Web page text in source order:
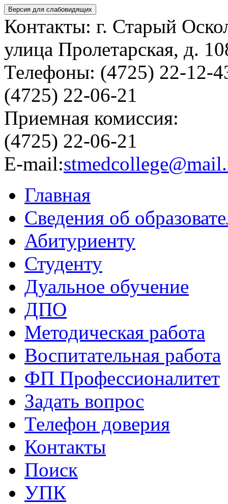
Версия для слабовидящих
Контакты: г. Старый
улица Пролетарская, д.
Телефоны: (4725) 22-12-
(4725) 22-06-21
Приемная комиссия:
(4725) 22-06-21
E-mail:
Главная
Сведения об
Абитуриенту
Студенту
Дуальное обучение
ДПО
Методическая работа
Воспитательная работа
ФП Профессионалитет
Задать вопрос
Телефон доверия
Контакты
Поиск
УПК